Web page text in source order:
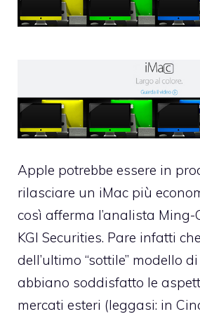
Apple potrebbe essere in
rilasciare un iMac più
così afferma l’analista Ming-
KGI Securities. Pare infatti
dell’ultimo “sottile” modello
abbiano soddisfatto le
mercati esteri (leggasi: in